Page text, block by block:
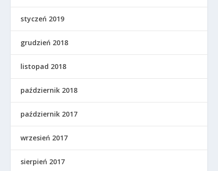
styczeń 2019
grudzień 2018
listopad 2018
październik 2018
październik 2017
wrzesień 2017
sierpień 2017